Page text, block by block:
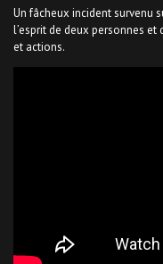
Un fâcheux incident survenu
l’esprit de deux personnes
et actions.